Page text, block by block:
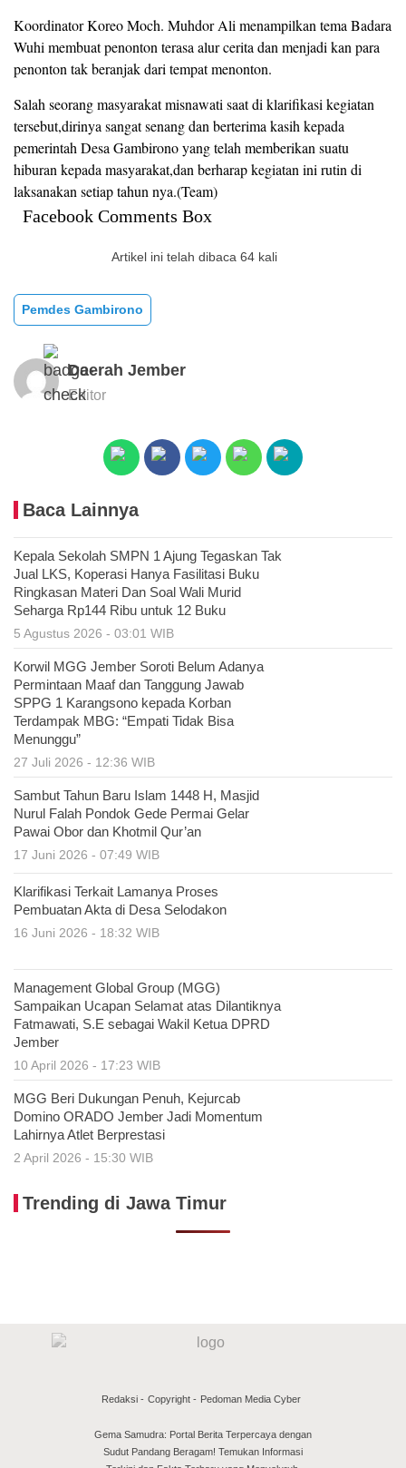
Koordinator Koreo Moch. Muhdor Ali menampilkan tema Badara
Wuhi membuat penonton terasa alur cerita dan menjadi kan para
penonton tak beranjak dari tempat menonton.
Salah seorang masyarakat misnawati saat di klarifikasi kegiatan
tersebut,dirinya sangat senang dan berterima kasih kepada
pemerintah Desa Gambirono yang telah memberikan suatu
hiburan kepada masyarakat,dan berharap kegiatan ini rutin di
laksanakan setiap tahun nya.(Team)
Facebook Comments Box
Artikel ini telah dibaca 64 kali
Pemdes Gambirono
Daerah Jember
Editor
Baca Lainnya
Kepala Sekolah SMPN 1 Ajung Tegaskan Tak
Jual LKS, Koperasi Hanya Fasilitasi Buku
Ringkasan Materi Dan Soal Wali Murid
Seharga Rp144 Ribu untuk 12 Buku
5 Agustus 2026 - 03:01 WIB
Korwil MGG Jember Soroti Belum Adanya
Permintaan Maaf dan Tanggung Jawab
SPPG 1 Karangsono kepada Korban
Terdampak MBG: “Empati Tidak Bisa
Menunggu”
27 Juli 2026 - 12:36 WIB
Sambut Tahun Baru Islam 1448 H, Masjid
Nurul Falah Pondok Gede Permai Gelar
Pawai Obor dan Khotmil Qur’an
17 Juni 2026 - 07:49 WIB
Klarifikasi Terkait Lamanya Proses
Pembuatan Akta di Desa Selodakon
16 Juni 2026 - 18:32 WIB
Management Global Group (MGG)
Sampaikan Ucapan Selamat atas Dilantiknya
Fatmawati, S.E sebagai Wakil Ketua DPRD
Jember
10 April 2026 - 17:23 WIB
MGG Beri Dukungan Penuh, Kejurcab
Domino ORADO Jember Jadi Momentum
Lahirnya Atlet Berprestasi
2 April 2026 - 15:30 WIB
Trending di Jawa Timur
Redaksi Copyright Pedoman Media Cyber
Gema Samudra: Portal Berita Terpercaya dengan
Sudut Pandang Beragam! Temukan Informasi